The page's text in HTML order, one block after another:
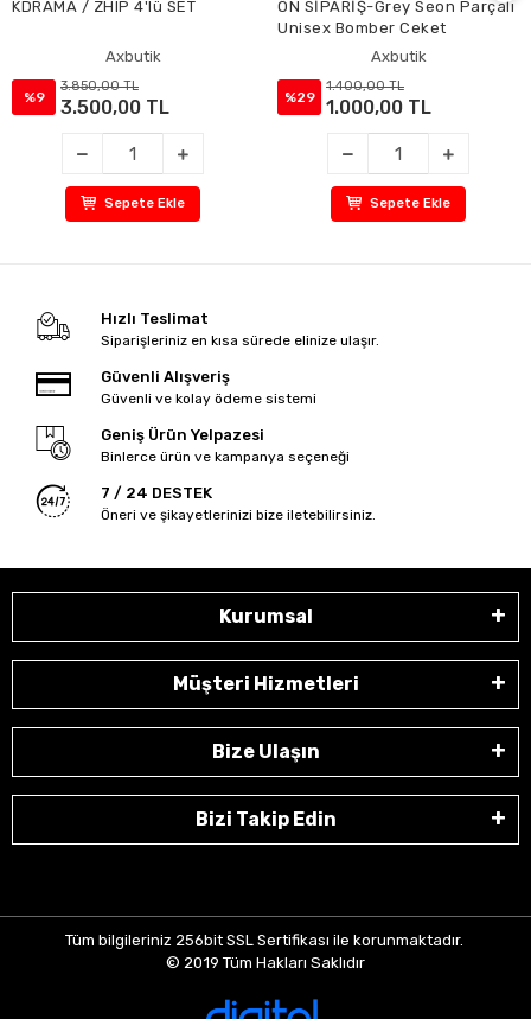
KDRAMA / ZHIP 4'lü SET
Axbutik
%9
3.850,00 TL
3.500,00 TL
Sepete Ekle
ÖN SİPARİŞ-Grey Seon Parçalı
Unisex Bomber Ceket
Axbutik
%29
1.400,00 TL
1.000,00 TL
Sepete Ekle
Hızlı Teslimat
Siparişleriniz en kısa sürede elinize ulaşır.
Güvenli Alışveriş
Güvenli ve kolay ödeme sistemi
Geniş Ürün Yelpazesi
Binlerce ürün ve kampanya seçeneği
7 / 24 DESTEK
Öneri ve şikayetlerinizi bize iletebilirsiniz.
Kurumsal
Müşteri Hizmetleri
Bize Ulaşın
Bizi Takip Edin
Tüm bilgileriniz 256bit SSL Sertifikası ile korunmaktadır.
© 2019 Tüm Hakları Saklıdır